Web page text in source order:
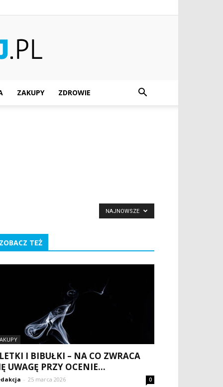
ZAKUPY ZDROWIE
NAJNOWSZE
ZOBACZ TEŻ
I BIBUŁKI – NA CO ZWRACA
UWAGĘ PRZY OCENIE...
- 25 marca 2026 0